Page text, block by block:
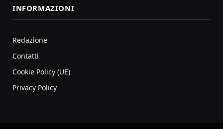
INFORMAZIONI
Redazione
Contatti
Cookie Policy (UE)
Privacy Policy